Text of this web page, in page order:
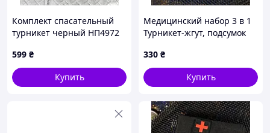
Комплект спасательный
турникет черный НП4972
599 ₴
Купить
Медицинский набор 3 в 1
Турникет-жгут, подсумок
тактические медицинские
ножницы EMT олива
ВТ5411
330 ₴
Купить